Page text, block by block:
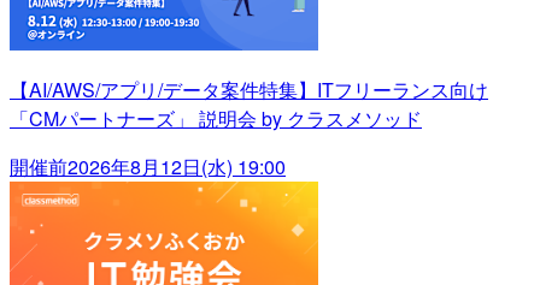
【AI/AWS/アプリ/データ案件特集】ITフリーランス向け
「CMパートナーズ」 説明会 by クラスメソッド
開催前2026年8月12日(水) 19:00